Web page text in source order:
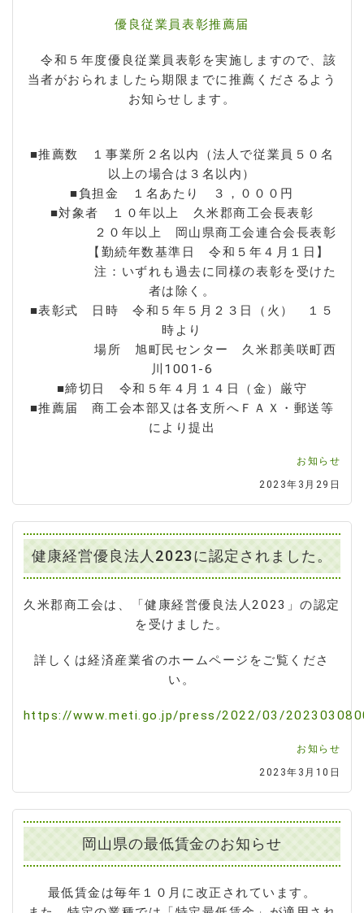
優良従業員表彰推薦届
令和５年度優良従業員表彰を実施しますので、該
当者がおられましたら期限までに推薦くださるよう
お知らせします。
■推薦数 １事業所２名以内（法人で従業員５０名
以上の場合は３名以内）
■負担金 １名あたり ３，０００円
■対象者 １０年以上 久米郡商工会長表彰
２０年以上 岡山県商工会連合会長表彰
【勤続年数基準日 令和５年４月１日】
注：いずれも過去に同様の表彰を受けた
者は除く。
■表彰式 日時 令和５年５月２３日（火） １５
時より
場所 旭町民センター 久米郡美咲町西
川1001-6
■締切日 令和５年４月１４日（金）厳守
■推薦届 商工会本部又は各支所へＦＡＸ・郵送等
により提出
お知らせ
2023年3月29日
健康経営優良法人2023に認定されました。
久米郡商工会は、「健康経営優良法人2023」の認定
を受けました。
詳しくは経済産業省のホームページをご覧くださ
い。
https://www.meti.go.jp/press/2022/03/
お知らせ
2023年3月10日
岡山県の最低賃金のお知らせ
最低賃金は毎年１０月に改正されています。